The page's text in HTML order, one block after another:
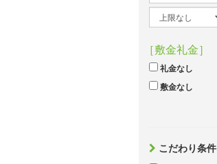
［敷金礼金］
礼金なし
敷金なし
こだわり条件